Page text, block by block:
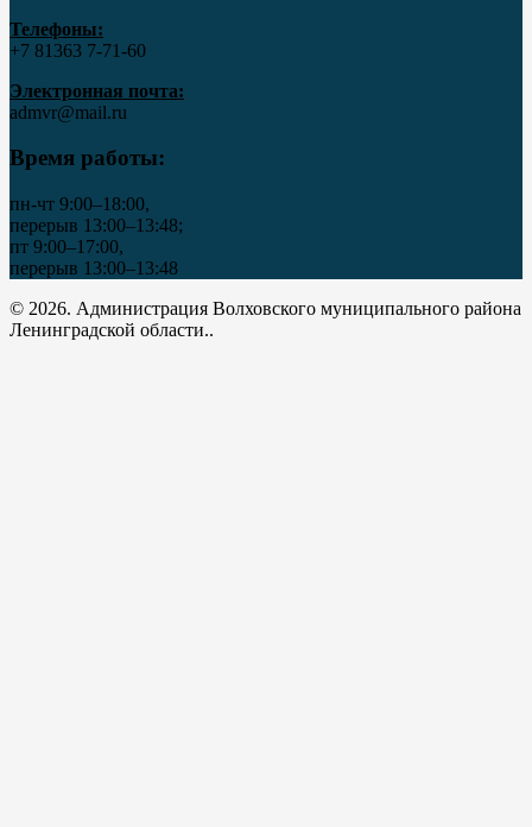
Телефоны:
+7 81363 7‑71-60
Электронная почта:
admvr@mail.ru
Время работы:
пн-чт 9:00–18:00,
перерыв 13:00–13:48;
пт 9:00–17:00,
перерыв 13:00–13:48
© 2026. Администрация Волховского муниципального района
Ленинградской области..